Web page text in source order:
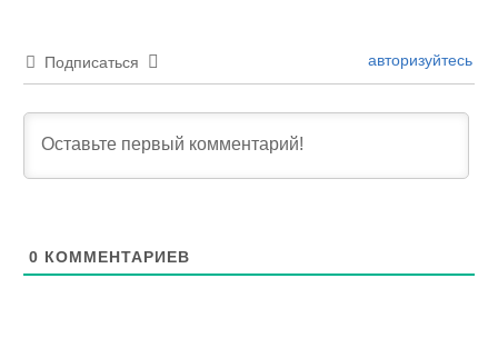
Подписаться авторизуйтесь
0 КОММЕНТАРИЕВ